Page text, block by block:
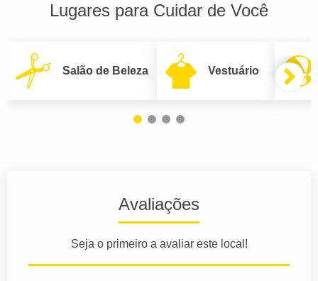
Lugares para Cuidar de Você
Salão de Beleza Vestuário
Avaliações
Seja o primeiro a avaliar este local!